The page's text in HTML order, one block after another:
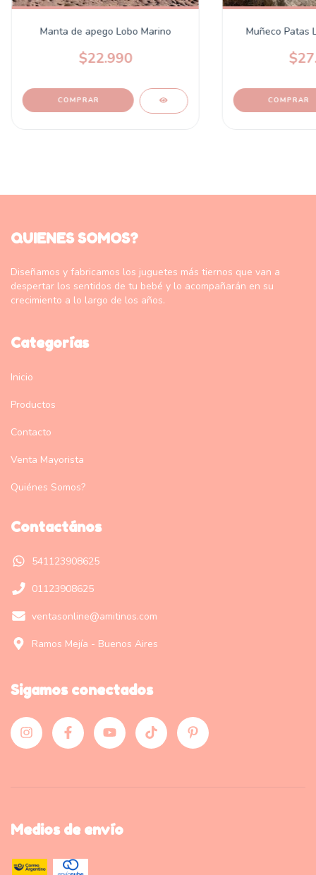
Manta de apego Lobo Marino
$22.990
COMPRAR
Muñeco Patas
QUIENES SOMOS?
Diseñamos y fabricamos los juguetes más tiernos que van a
despertar los sentidos de tu bebé y lo acompañarán en su
crecimiento a lo largo de los años.
Categorías
Inicio
Productos
Contacto
Venta Mayorista
Quiénes Somos?
Contactános
541123908625
01123908625
ventasonline@amitinos.com
Ramos Mejía - Buenos Aires
Sigamos conectados
Medios de envío